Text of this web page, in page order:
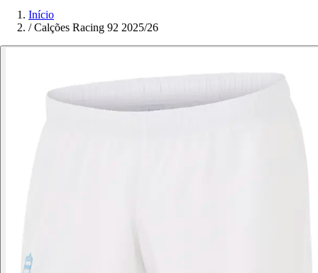
Início
/ Calções Racing 92 2025/26